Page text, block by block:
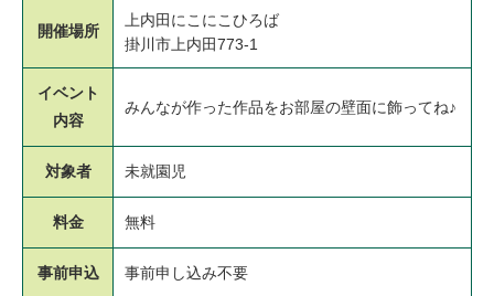
開催場所
上内田にこにこひろば
掛川市上内田773-1
イベント
内容
みんなが作った作品をお部屋の壁面に飾ってね♪
対象者 未就園児
料金 無料
事前申込 事前申し込み不要